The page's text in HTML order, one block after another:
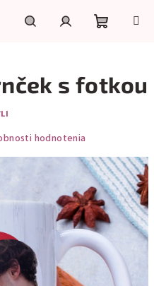
košík
s fotkou
hodnotenia